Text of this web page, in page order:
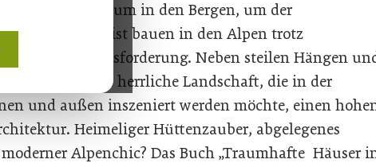
einem Refugium in den Bergen, um der
Dabei ist bauen in den Alpen trotz
Herausforderung. Neben steilen Hängen
stellt auch die herrliche Landschaft, die in der
und außen inszeniert werden möchte, einen
Heimeliger Hüttenzauber, abgelegenes
Alpenchic? Das Buch „Traumhafte Häuser